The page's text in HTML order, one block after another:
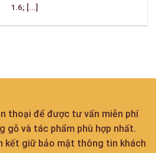
1.6; [...]
thoại để được tư vấn miễn phí
gỗ và tác phẩm phù hợp nhất.
kết giữ bảo mật thông tin khách